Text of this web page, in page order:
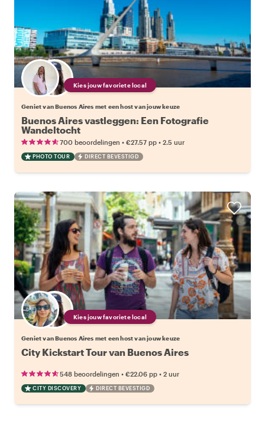
Kies jouw favoriete local
Geniet van Buenos Aires met een host van jouw keuze
Buenos Aires vastleggen: Een Fotografie
Wandeltocht
700 beoordelingen • €27.57 pp • 2.5 uur
PHOTO TOUR DIRECT BEVESTIGD
Kies jouw favoriete local
Geniet van Buenos Aires met een host van jouw keuze
City Kickstart Tour van Buenos Aires
548 beoordelingen • €22.06 pp • 2 uur
CITY DISCOVERY DIRECT BEVESTIGD